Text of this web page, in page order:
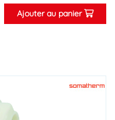
Ajouter au panier